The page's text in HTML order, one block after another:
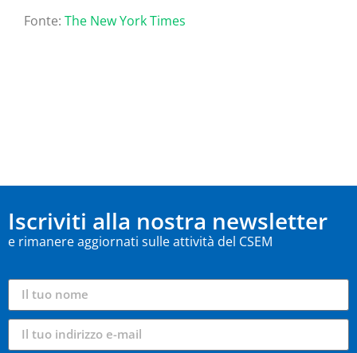
Fonte: The New York Times
Iscriviti alla nostra newsletter
e rimanere aggiornati sulle attività del CSEM